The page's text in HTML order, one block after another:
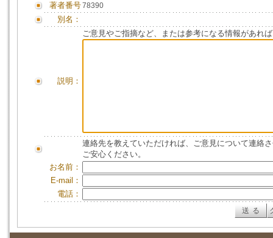
著者番号78390
別名：
説明：
ご意見やご指摘など、または参考になる情報があれ
連絡先を教えていただければ、ご意見について連絡
ご安心ください。
お名前：
E-mail：
電話：